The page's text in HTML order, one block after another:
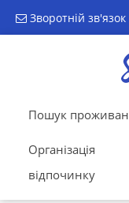
Зворотній зв'язок
Пошук
Організація
відпочинку